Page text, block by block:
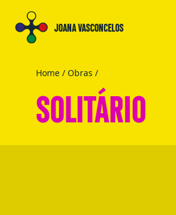
JOANA VASCONCELOS
Home / Obras /
SOLITÁRIO